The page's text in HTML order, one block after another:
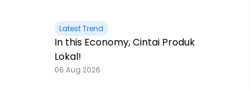
Latest Trend
In this Economy, Cintai Produk
Lokal!
06 Aug 2026